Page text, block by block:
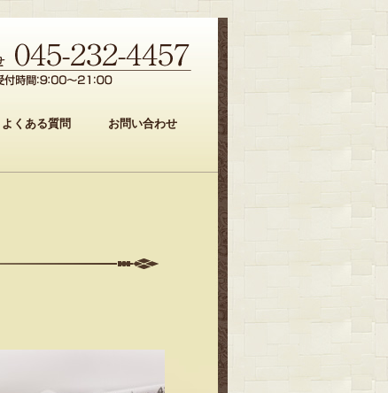
よくある質問 お問い合わせ